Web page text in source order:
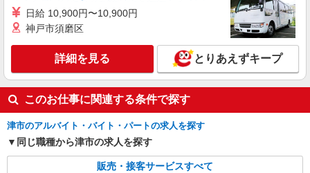
時給1300円〜1400円（経験・能力による） ※
残業代支給 ★交通費別途支給（規定あり） ゜
+゜・。○。・゜+゜・。○。・゜+゜ 入社祝い金10
万円支給(規定有) お友達を紹介頂くと, インセンテ
ィブ支給(規定有) ★月2回払い・週払い可能（規程
有）★ ゜・。○。・゜+゜・。○。・゜+゜
三重県津市のauショップ
詳細を見る
日給 10,900円〜10,900円
神戸市須磨区
詳細を見る とりあえずキープ
このお仕事に関連する条件で探す
津市のアルバイト・バイト・パートの求人を探す
同じ職種から津市の求人を探す
販売・接客サービスすべて